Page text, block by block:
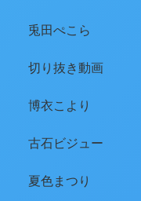
兎田ぺこら
切り抜き動画
博衣こより
古石ビジュー
夏色まつり